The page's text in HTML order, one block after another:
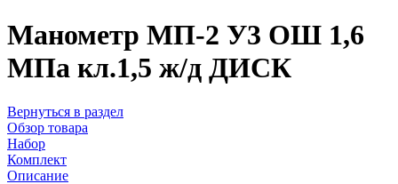
Манометр МП-2 У3 ОШ 1,6
МПа кл.1,5 ж/д ДИСК
Вернуться в раздел
Обзор товара
Набор
Комплект
Описание